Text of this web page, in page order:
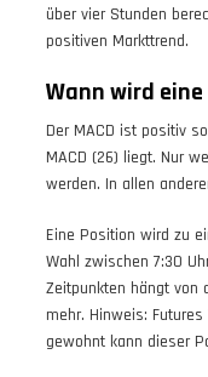
über vier Stunden
positiven Markttrend.
Wann wird
Der MACD ist positiv
MACD (26) liegt. Nur
werden. In allen
Eine Position wird zu
Wahl zwischen 7:30
Zeitpunkten hängt von
mehr. Hinweis:
gewohnt kann dieser